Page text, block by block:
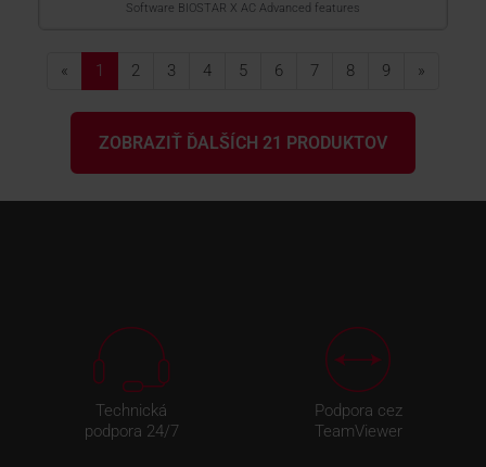
Software BIOSTAR X AC Advanced features
« 1 2 3 4 5 6 7 8 9 »
ZOBRAZIŤ ĎALŠÍCH 21 PRODUKTOV
Technická
podpora 24/7
Podpora cez
TeamViewer